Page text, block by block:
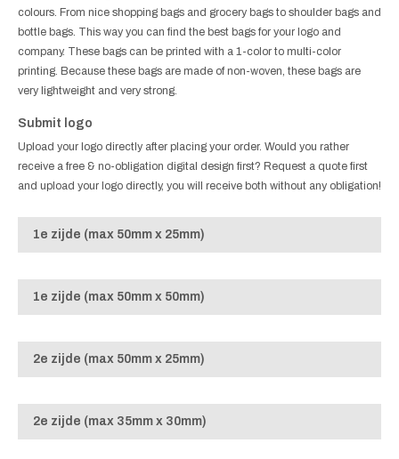
colours. From nice shopping bags and grocery bags to shoulder bags and
bottle bags. This way you can find the best bags for your logo and
company. These bags can be printed with a 1-color to multi-color
printing. Because these bags are made of non-woven, these bags are
very lightweight and very strong.
Submit logo
Upload your logo directly after placing your order. Would you rather
receive a free & no-obligation digital design first? Request a quote first
and upload your logo directly, you will receive both without any obligation!
1e zijde (max 50mm x 25mm)
1e zijde (max 50mm x 50mm)
2e zijde (max 50mm x 25mm)
2e zijde (max 35mm x 30mm)